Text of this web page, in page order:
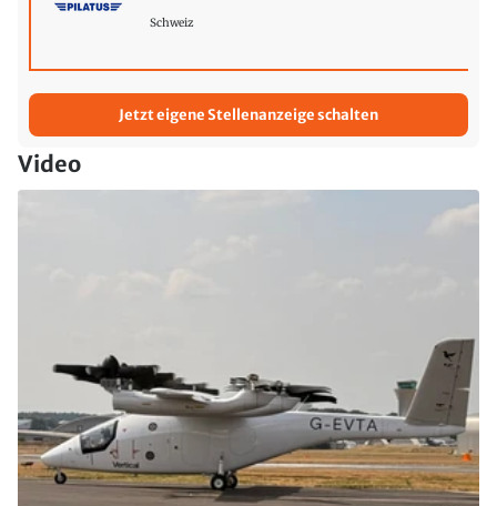
Schweiz
Jetzt eigene Stellenanzeige schalten
Video